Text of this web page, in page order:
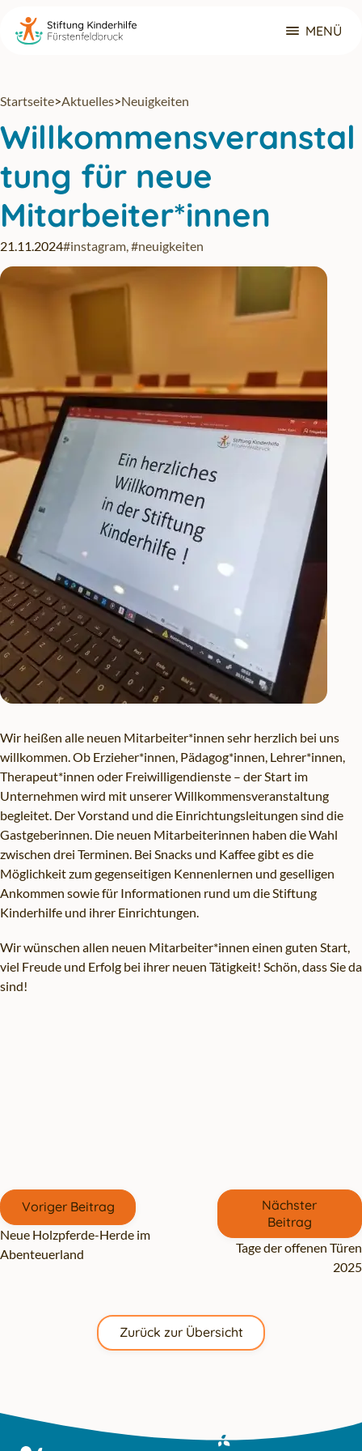
Zum Hauptinhalt springen
MENÜ
Startseite>Aktuelles>Neuigkeiten
Willkommensveranstal
tung für neue
Mitarbeiter*innen
21.11.2024#instagram,#neuigkeiten
Wir heißen alle neuen Mitarbeiter*innen sehr herzlich bei uns
willkommen. Ob Erzieher*innen, Pädagog*innen, Lehrer*innen,
Therapeut*innen oder Freiwilligendienste – der Start im
Unternehmen wird mit unserer Willkommensveranstaltung
begleitet. Der Vorstand und die Einrichtungsleitungen sind die
Gastgeberinnen. Die neuen Mitarbeiterinnen haben die Wahl
zwischen drei Terminen. Bei Snacks und Kaffee gibt es die
Möglichkeit zum gegenseitigen Kennenlernen und geselligen
Ankommen sowie für Informationen rund um die Stiftung
Kinderhilfe und ihrer Einrichtungen.
Wir wünschen allen neuen Mitarbeiter*innen einen guten Start,
viel Freude und Erfolg bei ihrer neuen Tätigkeit! Schön, dass Sie da
sind!
Gehe zu vorherigen oder nächsten Beiträgen
Voriger Beitrag
Neue Holzpferde-Herde im
Abenteuerland
Nächster
Beitrag
Tage der offenen Türen
2025
Zurück zur Übersicht
Zum Hauptinhalt springen
Zur Navigation springen